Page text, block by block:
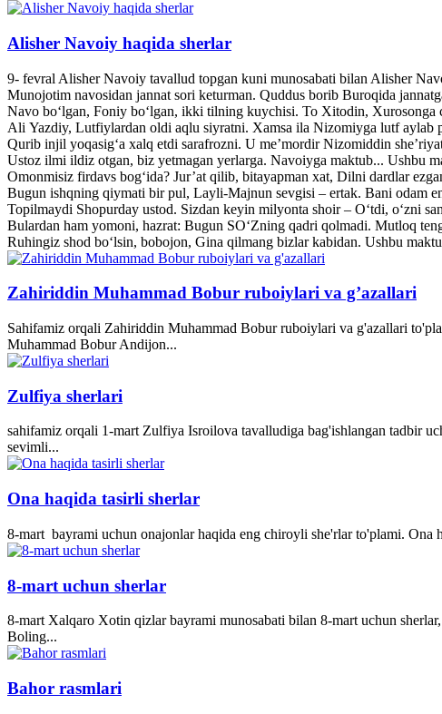
Alisher Navoiy haqida sherlar
9- fevral Alisher Navoiy tavallud topgan kuni munosabati bilan Alisher
Munojotim navosidan jannat sori keturman. Quddus borib Buroqida
Navo bo‘lgan, Foniy bo‘lgan, ikki tilning kuychisi. To Xitodin,
Ali Yazdiy, Lutfiylardan oldi aqlu siyratni. Xamsa ila Nizomiyga lutf
Qurib injil yoqasig‘a xalq etdi sarafrozni. U me’mordir Nizomiddin
Ustoz ilmi ildiz otgan, biz yetmagan yerlarga. Navoiyga maktub... Ushbu
Omonmisiz firdavs bog‘ida? Jur’at qilib, bitayapman xat, Dilni dardlar
Bugun ishqning qiymati bir pul, Layli-Majnun sevgisi – ertak. Bani odam
Topilmaydi Shopurday ustod. Sizdan keyin milyonta shoir – O‘tdi, o‘zni
Bulardan ham yomoni, hazrat: Bugun SO‘Zning qadri qolmadi. Mutloq
Ruhingiz shod bo‘lsin, bobojon, Gina qilmang bizlar kabidan. Ushbu
Zahiriddin Muhammad Bobur ruboiylari va g’azallari
Sahifamiz orqali Zahiriddin Muhammad Bobur ruboiylari va g'azallari
Muhammad Bobur Andijon...
Zulfiya sherlari
sahifamiz orqali 1-mart Zulfiya Isroilova tavalludiga bag'ishlangan tadbir
sevimli...
Ona haqida tasirli sherlar
8-mart bayrami uchun onajonlar haqida eng chiroyli she'rlar to'plami. Ona
8-mart uchun sherlar
8-mart Xalqaro Xotin qizlar bayrami munosabati bilan 8-mart uchun
Boling...
Bahor rasmlari